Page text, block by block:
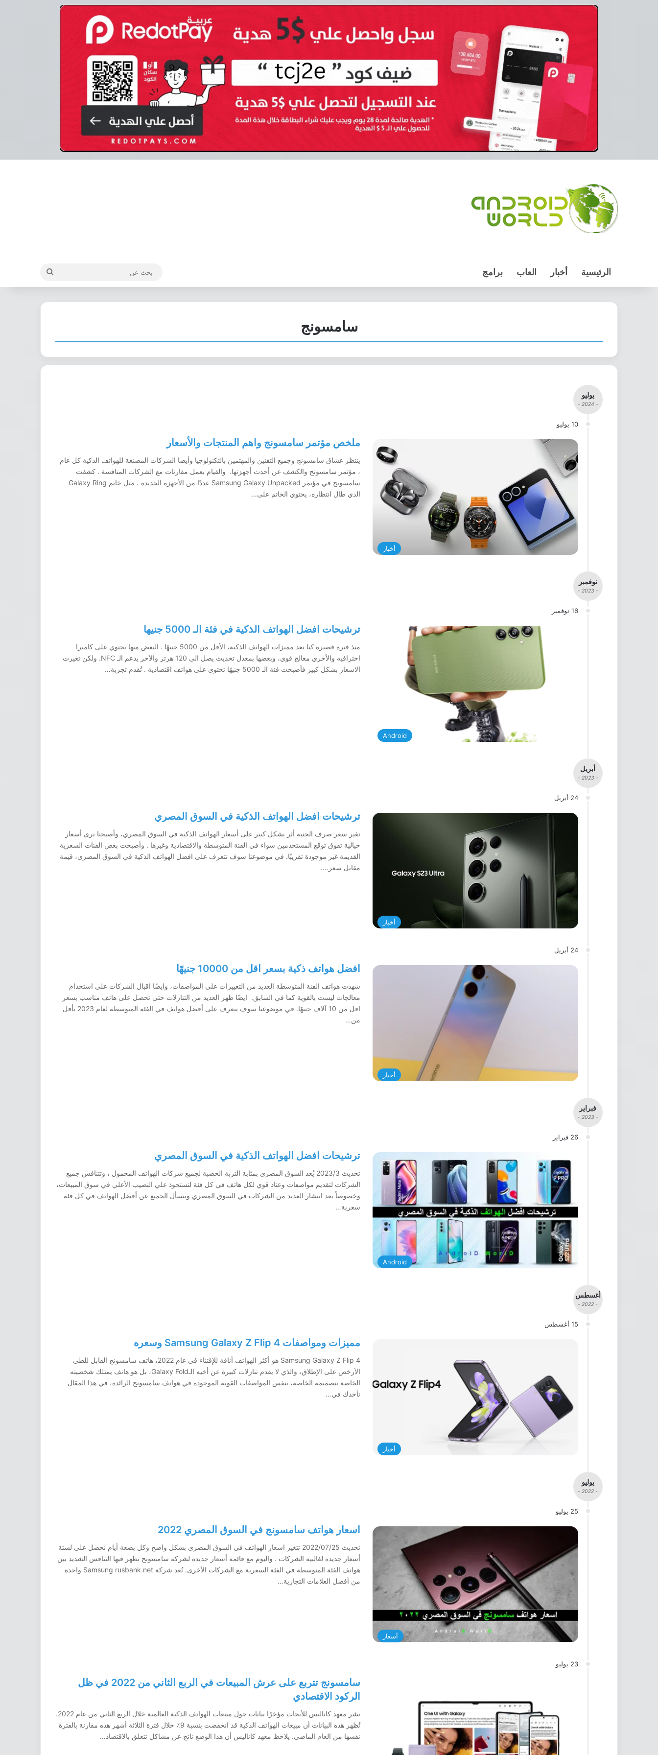
الرئيسية أخبار العاب برامج
بحث
عن
سامسونج
يوليو
- 2024 -
10 يوليو
أخبار
ملخص مؤتمر سامسونج واهم المنتجات والأسعار
ينتظر عشاق سامسونج وجميع التقنين والمهتمين بالتكنولوجيا وأيضا الشركات المصنعة للهواتف الذكية كل عام
، مؤتمر سامسونج والكشف عن أحدث أجهزتها. والقيام بعمل مقارنات مع الشركات المنافسة . كشفت
سامسونج في مؤتمر Samsung Galaxy Unpacked عددًا من الأجهزة الجديدة ، مثل خاتم Galaxy Ring
الذي طال انتظاره، يحتوي الخاتم على…
نوفمبر
- 2023 -
16 نوفمبر
Android
ترشيحات افضل الهواتف الذكية في فئة الـ 5000 جنيها
منذ فترة قصيرة كنا نعد مميزات الهواتف الذكية، الأقل من 5000 جنيهًا . البعض منها يحتوي على كاميرا
احترافيه والأخري معالج قوي، وبعضها بمعدل تحديث يصل الى 120 هرتز والآخر يدعم الـ NFC. ولكن تغيرت
الاسعار بشكل كبير فأصبحت فئة الـ 5000 جنيهًا تحتوي على هواتف اقتصادية . تُقدم تجربة…
أبريل
- 2023 -
24 أبريل
أخبار
ترشيحات افضل الهواتف الذكية في السوق المصري
تغير سعر صرف الجنيه أثر بشكل كبير على أسعار الهواتف الذكية في السوق المصري، وأصبحنا نرى أسعار
خيالية تفوق توقع المستخدمين سواء في الفئة المتوسطة والاقتصادية وغيرها . وأصبحت بعض الفئات السعرية
القديمة غير موجودة تقريبًا. في موضوعنا سوف نتعرف على افضل الهواتف الذكية في السوق المصري، قيمة
مقابل سعر.…
24 أبريل
أخبار
افضل هواتف ذكية بسعر اقل من 10000 جنيهًا
شهدت هواتف الفئة المتوسطة العديد من التغييرات على المواصفات، وايضًا اقبال الشركات على استخدام
معالجات ليست بالقوية كما في السابق. ايضًا ظهر العديد من التنازلات حتي تحصل على هاتف مناسب بسعر
اقل من 10 آلاف جنيهًا. في موضوعنا سوف نتعرف على أفضل هواتف في الفئة المتوسطة لعام 2023 بأقل
من…
فبراير
- 2023 -
26 فبراير
Android
ترشيحات افضل الهواتف الذكية في السوق المصري
تحديث 2023/3 يُعد السوق المصري بمثابة التربة الخصبة لجميع شركات الهواتف المحمول ، وتتنافس جميع
الشركات لتقديم مواصفات وعتاد قوي لكل هاتف في كل فئة لتستحوذ علي النصيب الأعلي في سوق المبيعات،
وخصوصاً بعد انتشار العديد من الشركات في السوق المصري ويتسأل الجميع عن أفضل الهواتف في كل فئة
سعرية…
أغسطس
- 2022 -
15 أغسطس
أخبار
مميزات ومواصفات Samsung Galaxy Z Flip 4 وسعره
Samsung Galaxy Z Flip 4 هو أكثر الهواتف أناقة للإقتناء في عام 2022، هاتف سامسونج القابل للطي
الأرخص على الإطلاق، والذي لا يقدم تنازلات كبيرة عن أخيه الـGalaxy Fold، بل هو هاتف يمتلك شخصيته
الخاصة بتصميمه الخاصة، بنفس المواصفات القوية الموجودة في هواتف سامسونج الرائدة، في هذا المقال
نأخذك في…
يوليو
- 2022 -
25 يوليو
أسعار
اسعار هواتف سامسونج في السوق المصري 2022
تحديث 2022/07/25 تتغير اسعار الهواتف في السوق المصري بشكل واضح وكل بضعة أيام نحصل على لستة
أسعار جديدة لغالبية الشركات . واليوم مع قائمة أسعار جديدة لشركة سامسونج تظهر فيها التنافس الشديد بين
هواتف الفئة المتوسطة في الفئة السعرية مع الشركات الأخرى. تُعد شركة Samsung rusbank.net واحدة
من أفضل العلامات التجارية…
23 يوليو
سامسونج تتربع على عرش المبيعات في الربع الثاني من 2022 في ظل
الركود الاقتصادي
نشر معهد كاناليس للأبحاث مؤخرًا بيانات حول مبيعات الهواتف الذكية العالمية خلال الربع الثاني من عام 2022.
تُظهر هذه البيانات أن مبيعات الهواتف الذكية قد انخفضت بنسبة 9٪ خلال فترة الثلاثة أشهر هذه مقارنة بالفترة
نفسها من العام الماضي. يلاحظ معهد كاناليس أن هذا الوضع ناتج عن مشاكل تتعلق بالاقتصاد…